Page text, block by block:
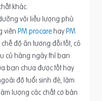
khác.
với liều lượng phù
viên PM procarehayPM
độ ăn tương đối tốt, có
củ hàng ngày thì bạn
bạn chưa được tốt hay
độ tuổi sinh đẻ, làm
lượng các chất cơ bản